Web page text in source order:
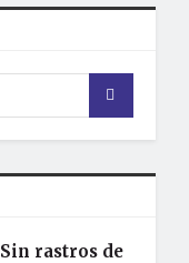
Sin rastros de